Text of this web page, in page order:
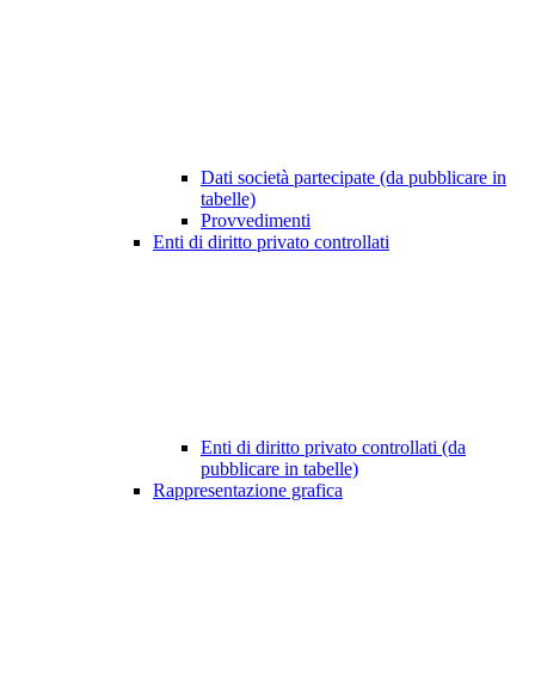
Dati società partecipate (da pubblicare in
tabelle)
Provvedimenti
Enti di diritto privato controllati
Enti di diritto privato controllati (da
pubblicare in tabelle)
Rappresentazione grafica